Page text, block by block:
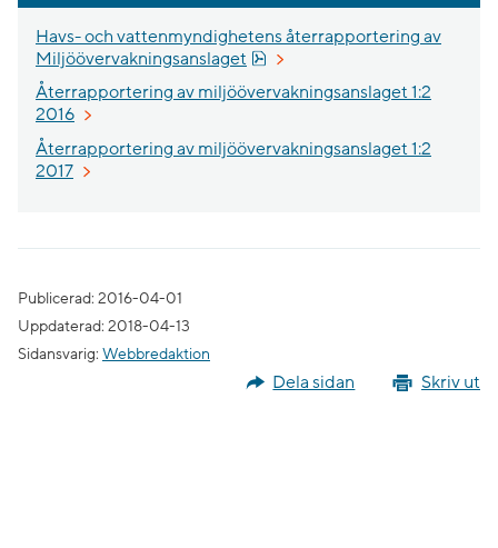
Havs- och vattenmyndighetens återrapportering av
Miljöövervakningsanslaget
Pdf, 555.1 kB, öppnas i nytt
Återrapportering av miljöövervakningsanslaget 1:2
2016
Återrapportering av miljöövervakningsanslaget 1:2
2017
Publicerad: 2016-04-01
Uppdaterad: 2018-04-13
Sidansvarig: Webbredaktion
Skriv ut
Dela sidan